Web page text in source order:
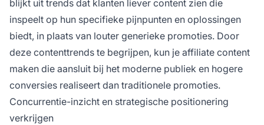
blijkt uit trends dat klanten liever content zien die
inspeelt op hun specifieke pijnpunten en oplossingen
biedt, in plaats van louter generieke promoties. Door
deze contenttrends te begrijpen, kun je affiliate content
maken die aansluit bij het moderne publiek en hogere
conversies realiseert dan traditionele promoties.
Concurrentie-inzicht en strategische positionering
verkrijgen